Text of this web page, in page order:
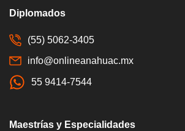
Diplomados
(55) 5062-3405
info@onlineanahuac.mx
55 9414-7544
Maestrías y Especialidades